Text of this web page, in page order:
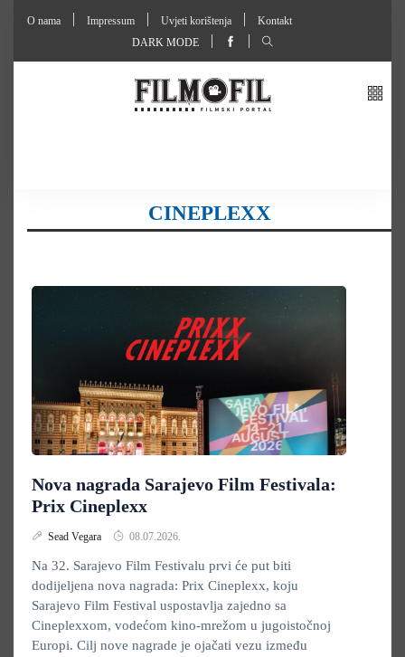
O nama Impressum Uvjeti korištenja
Kontakt
DARK MODE
CINEPLEXX
Nova nagrada Sarajevo Film Festivala:
Prix Cineplexx
Sead Vegara 08.07.2026.
Na 32. Sarajevo Film Festivalu prvi će put biti
dodijeljena nova nagrada: Prix Cineplexx, koju
Sarajevo Film Festival uspostavlja zajedno sa
Cineplexxom, vodećom kino-mrežom u jugoistočnoj
Europi. Cilj nove nagrade je ojačati vezu između